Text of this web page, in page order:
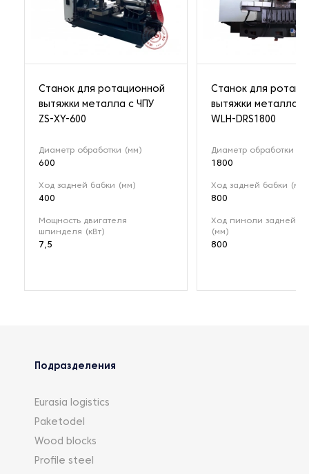
Станок для ротационной
вытяжки металла с ЧПУ
ZS-XY-600
Диаметр обработки (мм)
600
Ход задней бабки (мм)
400
Мощность двигателя
шпинделя (кВт)
7,5
Станок для
вытяжки металла с
WLH-DRS1800
Диаметр обработки
1800
Ход задней бабки (мм)
800
Ход пиноли задней
(мм)
800
Подразделения
Eurasia logistics
Paketodel
Wood blocks
Profile steel